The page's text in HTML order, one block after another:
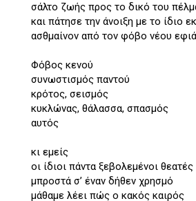
σάλτο ζωής προς το δικό του
και πάτησε την άνοιξη με το ίδιο
ασθμαίνον από τον φόβο νέου
Φόβος κενού
συνωστισμός παντού
κρότος, σεισμός
κυκλώνας, θάλασσα, σπασμός
αυτός
κι εμείς
οι ίδιοι πάντα ξεβολεμένοι
μπροστά σ’ έναν δήθεν χρησμό
μάθαμε λέει πώς ο κακός καιρός